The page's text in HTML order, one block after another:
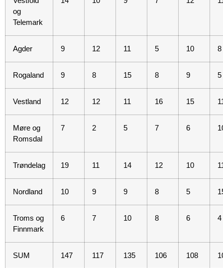
og
Telemark
Agder 9 12 11 5 10 8
Rogaland 9 8 15 8 9 5
Vestland 12 12 11 16 15
Møre og
Romsdal
7 2 5 7 6
Trøndelag 19 11 14 12 10
Nordland 10 9 9 8 5
Troms og
Finnmark
6 7 10 8 6 4
SUM 147 117 135 106 108